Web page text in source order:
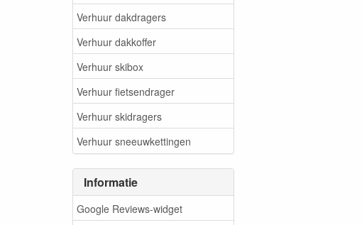
Verhuur dakdragers
Verhuur dakkoffer
Verhuur skibox
Verhuur fietsendrager
Verhuur skidragers
Verhuur sneeuwkettingen
Informatie
Google Reviews-widget